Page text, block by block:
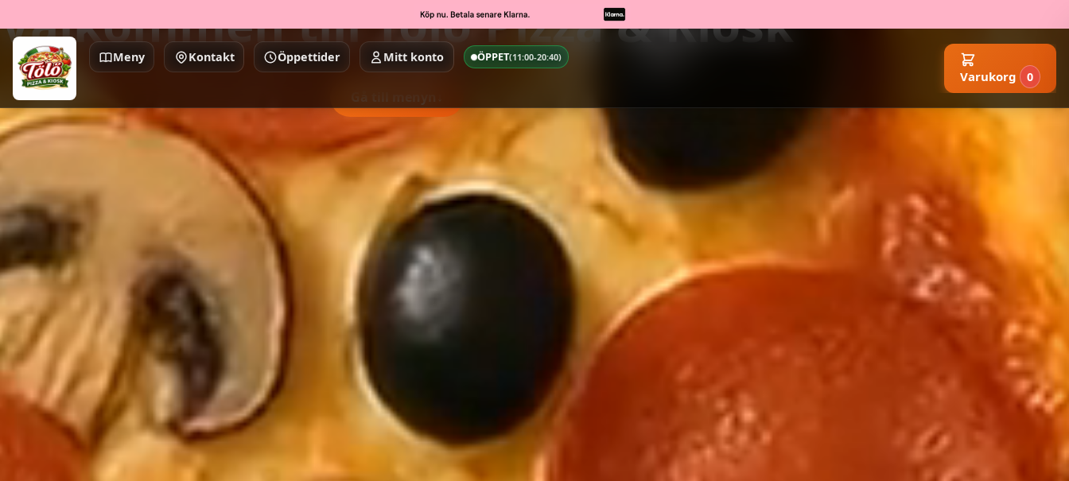
Meny Kontakt Öppettider Mitt konto ÖPPET(11:00-20:40)
Varukorg 0
Välkommen till Tölö Pizza & Kiosk